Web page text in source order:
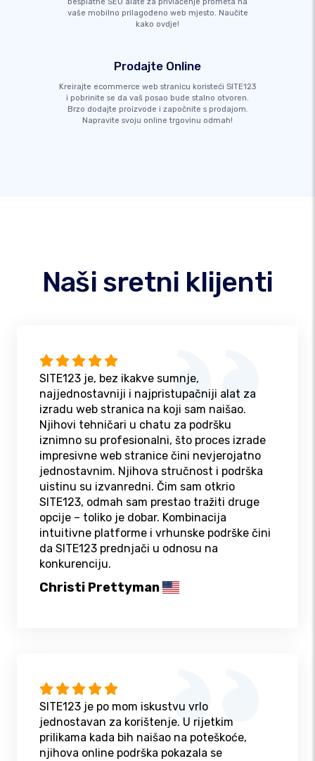
vaše mobilno prilagođeno web mjesto. Naučite
kako ovdje!
Prodajte Online
Kreirajte ecommerce web stranicu koristeći SITE123
i pobrinite se da vaš posao bude stalno otvoren.
Brzo dodajte proizvode i započnite s prodajom.
Napravite svoju online trgovinu odmah!
Naši sretni klijenti
SITE123 je, bez ikakve sumnje,
najjednostavniji i najpristupačniji alat za
izradu web stranica na koji sam naišao.
Njihovi tehničari u chatu za podršku
iznimno su profesionalni, što proces izrade
impresivne web stranice čini nevjerojatno
jednostavnim. Njihova stručnost i podrška
uistinu su izvanredni. Čim sam otkrio
SITE123, odmah sam prestao tražiti druge
opcije – toliko je dobar. Kombinacija
intuitivne platforme i vrhunske podrške čini
da SITE123 prednjači u odnosu na
konkurenciju.
Christi Prettyman
SITE123 je po mom iskustvu vrlo
jednostavan za korištenje. U rijetkim
prilikama kada bih naišao na poteškoće,
njihova online podrška pokazala se